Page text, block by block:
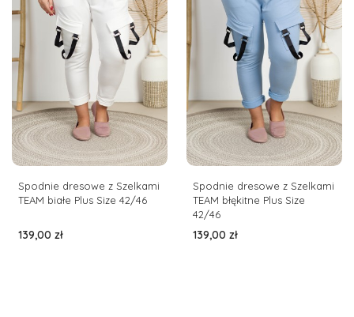
Spodnie dresowe z Szelkami
TEAM białe Plus Size 42/46
Cena
139,00 zł
Spodnie dresowe z Szelkami
TEAM błękitne Plus Size
42/46
Cena
139,00 zł